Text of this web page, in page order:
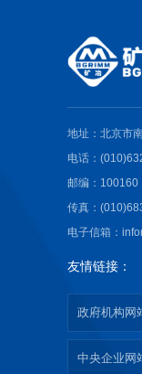
地址：北京市
电话：
邮编：100160
传真：
电子信箱：
友情链接：
政府机构网
中央企业网